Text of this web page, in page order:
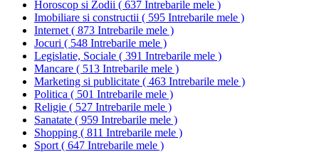
Horoscop si Zodii ( 637 Intrebarile mele )
Imobiliare si constructii ( 595 Intrebarile mele )
Internet ( 873 Intrebarile mele )
Jocuri ( 548 Intrebarile mele )
Legislatie, Sociale ( 391 Intrebarile mele )
Mancare ( 513 Intrebarile mele )
Marketing si publicitate ( 463 Intrebarile mele )
Politica ( 501 Intrebarile mele )
Religie ( 527 Intrebarile mele )
Sanatate ( 959 Intrebarile mele )
Shopping ( 811 Intrebarile mele )
Sport ( 647 Intrebarile mele )